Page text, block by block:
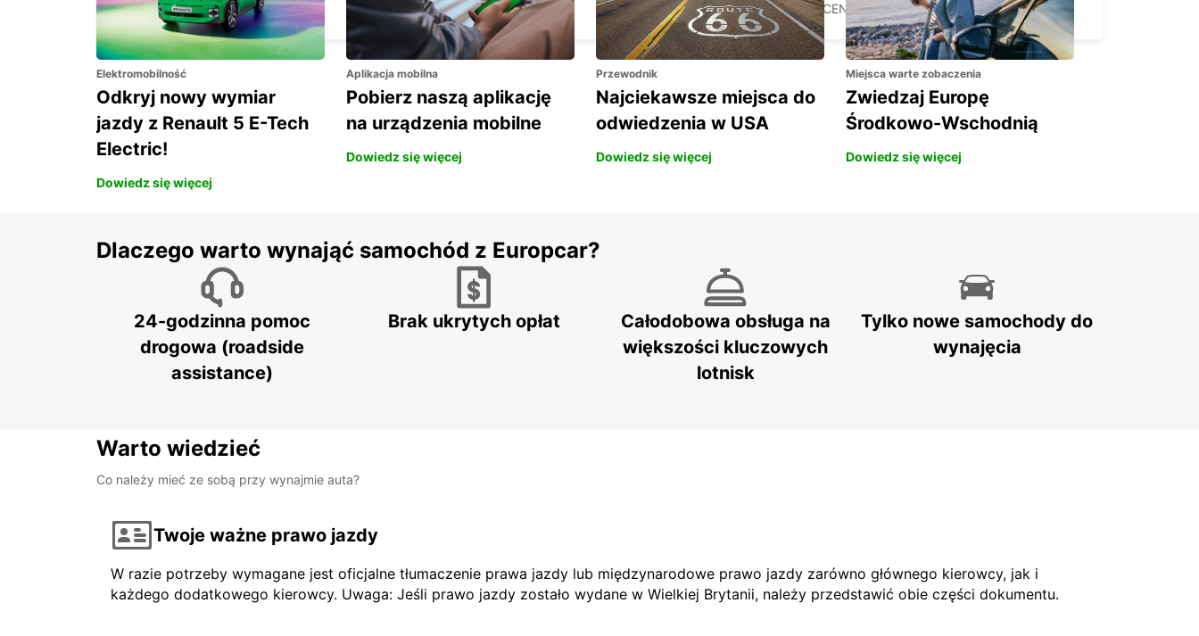
MILANO - ITALY MILANO - ITALY PIACENZA - ITALY
Elektromobilność
Odkryj nowy wymiar
jazdy z Renault 5 E-Tech
Electric!
Dowiedz się więcej
Aplikacja mobilna
Pobierz naszą aplikację
na urządzenia mobilne
Dowiedz się więcej
Przewodnik
Najciekawsze miejsca do
odwiedzenia w USA
Dowiedz się więcej
Miejsca warte zobaczenia
Zwiedzaj Europę
Środkowo-Wschodnią
Dowiedz się więcej
Dlaczego warto wynająć samochód z Europcar?
24-godzinna pomoc
drogowa (roadside
assistance)
Brak ukrytych opłat
Całodobowa obsługa na
większości kluczowych
lotnisk
Tylko nowe samochody do
wynajęcia
Warto wiedzieć
Co należy mieć ze sobą przy wynajmie auta?
Twoje ważne prawo jazdy
W razie potrzeby wymagane jest oficjalne tłumaczenie prawa jazdy lub międzynarodowe prawo jazdy zarówno głównego kierowcy, jak i
każdego dodatkowego kierowcy. Uwaga: Jeśli prawo jazdy zostało wydane w Wielkiej Brytanii, należy przedstawić obie części dokumentu.